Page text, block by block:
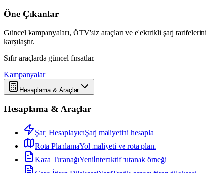
Öne Çıkanlar
Güncel kampanyaları, ÖTV'siz araçları ve elektrikli şarj tarifelerini
karşılaştır.
Sıfır araçlarda güncel fırsatlar.
Kampanyalar
Hesaplama & Araçlar
Hesaplama & Araçlar
Şarj HesaplayıcıŞarj maliyetini hesapla
Rota PlanlamaYol maliyeti ve rota planı
Kaza TutanağıYeniİnteraktif tutanak örneği